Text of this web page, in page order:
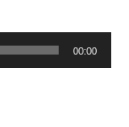
00:00